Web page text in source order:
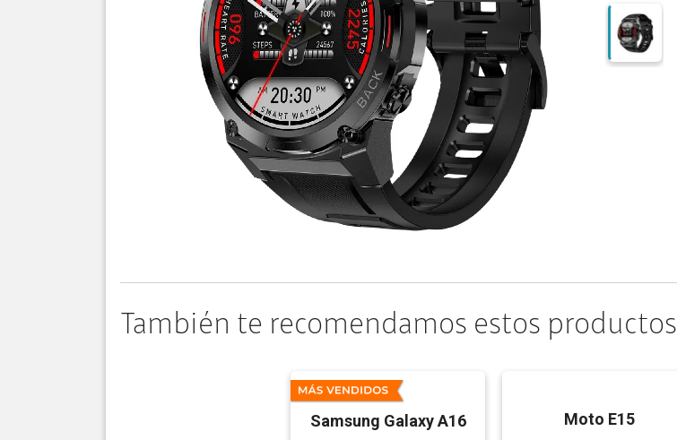
También te recomendamos estos productos
Samsung Galaxy A16 Moto E15